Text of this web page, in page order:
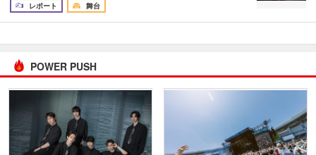
レポート
舞台
POWER PUSH